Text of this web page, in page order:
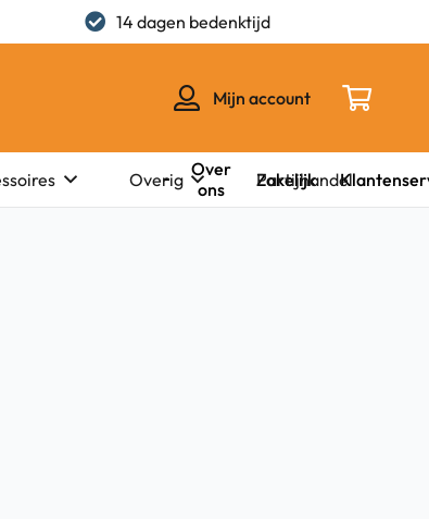
14 dagen bedenktijd
Mijn account
Overig Partijhandel
Over
ons
Zakelijk